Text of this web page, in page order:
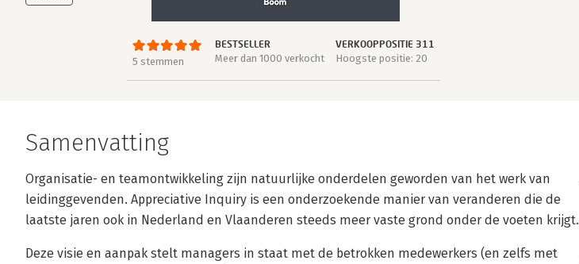
5 stemmen
BESTSELLER
Meer dan 1000 verkocht
VERKOOPPOSITIE 311
Hoogste positie: 20
Samenvatting
Organisatie- en teamontwikkeling zijn natuurlijke onderdelen geworden van het werk van
leidinggevenden. Appreciative Inquiry is een onderzoekende manier van veranderen die de
laatste jaren ook in Nederland en Vlaanderen steeds meer vaste grond onder de voeten krijgt.
Deze visie en aanpak stelt managers in staat met de betrokken medewerkers (en zelfs met